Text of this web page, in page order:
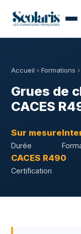
Accueil › Formations ›
Grues de
CACES
Sur mesure
Durée
CACES R490
Certification